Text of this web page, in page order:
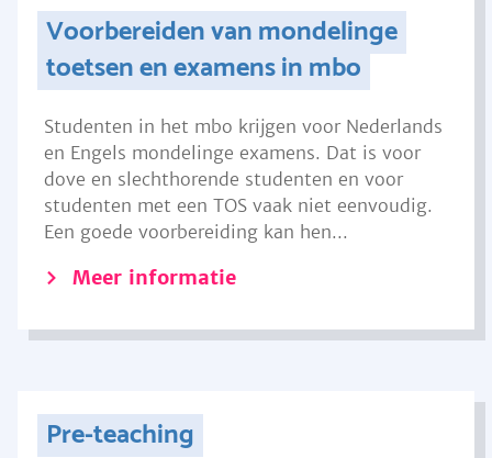
Voorbereiden van mondelinge
toetsen en examens in mbo
Studenten in het mbo krijgen voor Nederlands
en Engels mondelinge examens. Dat is voor
dove en slechthorende studenten en voor
studenten met een TOS vaak niet eenvoudig.
Een goede voorbereiding kan hen...
Meer informatie
Pre-teaching